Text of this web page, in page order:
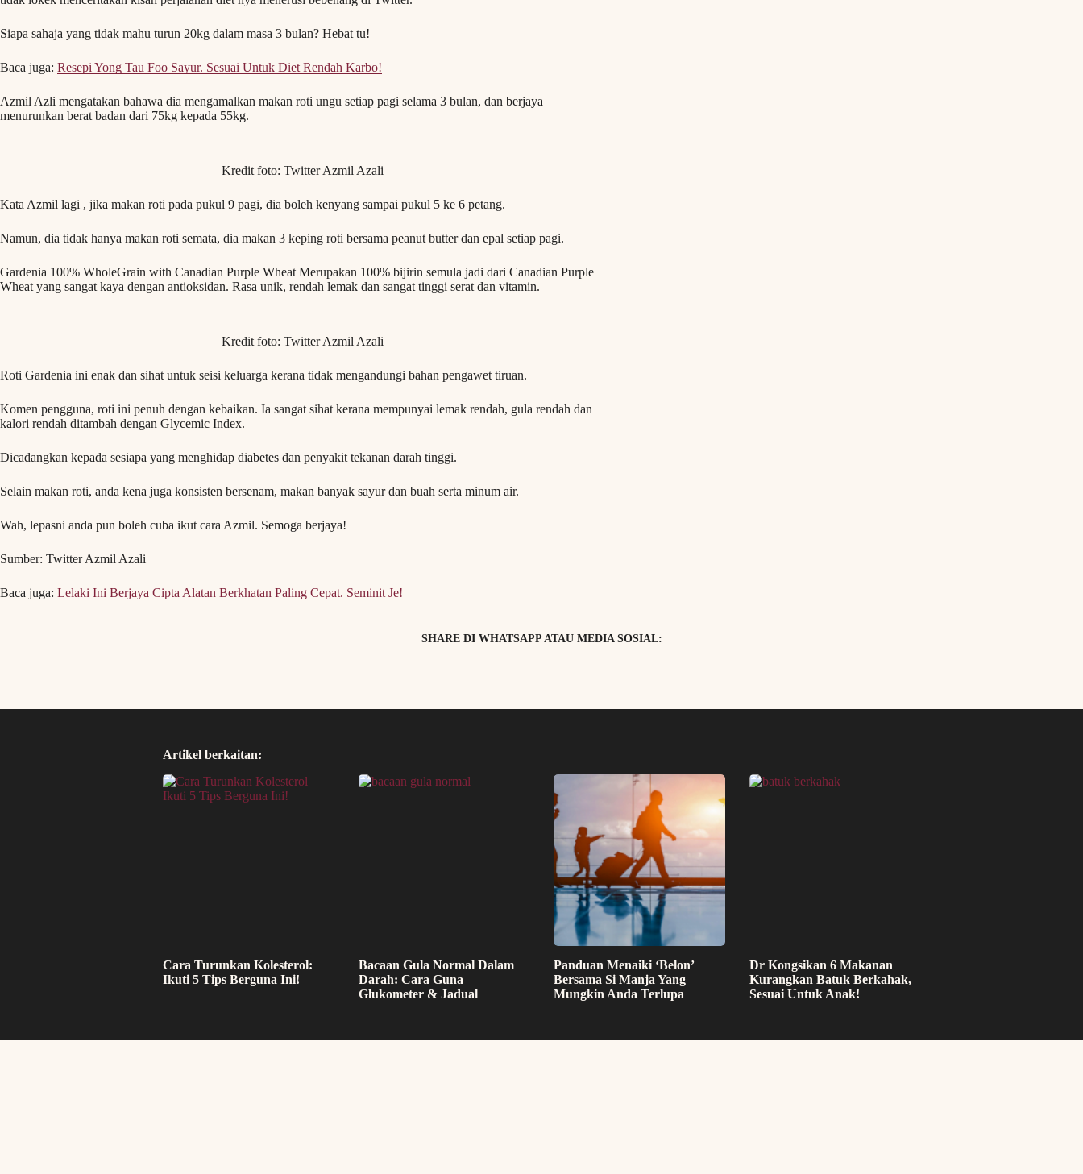
Siapa sahaja yang tidak mahu turun 20kg dalam masa 3 bulan? Hebat tu!
Baca juga: Resepi Yong Tau Foo Sayur. Sesuai Untuk Diet Rendah Karbo!
Azmil Azli mengatakan bahawa dia mengamalkan makan roti ungu setiap pagi selama 3 bulan, dan berjaya
menurunkan berat badan dari 75kg kepada 55kg.
Kredit foto: Twitter Azmil Azali
Kata Azmil lagi , jika makan roti pada pukul 9 pagi, dia boleh kenyang sampai pukul 5 ke 6 petang.
Namun, dia tidak hanya makan roti semata, dia makan 3 keping roti bersama peanut butter dan epal setiap pagi.
Gardenia 100% WholeGrain with Canadian Purple Wheat Merupakan 100% bijirin semula jadi dari Canadian Purple
Wheat yang sangat kaya dengan antioksidan. Rasa unik, rendah lemak dan sangat tinggi serat dan vitamin.
Kredit foto: Twitter Azmil Azali
Roti Gardenia ini enak dan sihat untuk seisi keluarga kerana tidak mengandungi bahan pengawet tiruan.
Komen pengguna, roti ini penuh dengan kebaikan. Ia sangat sihat kerana mempunyai lemak rendah, gula rendah dan
kalori rendah ditambah dengan Glycemic Index.
Dicadangkan kepada sesiapa yang menghidap diabetes dan penyakit tekanan darah tinggi.
Selain makan roti, anda kena juga konsisten bersenam, makan banyak sayur dan buah serta minum air.
Wah, lepasni anda pun boleh cuba ikut cara Azmil. Semoga berjaya!
Sumber: Twitter Azmil Azali
Baca juga: Lelaki Ini Berjaya Cipta Alatan Berkhatan Paling Cepat. Seminit Je!
SHARE DI WHATSAPP ATAU MEDIA SOSIAL:
Artikel berkaitan:
Cara Turunkan Kolesterol:
Ikuti 5 Tips Berguna Ini!
Bacaan Gula Normal Dalam
Darah: Cara Guna
Glukometer & Jadual
Panduan Menaiki ‘Belon’
Bersama Si Manja Yang
Mungkin Anda Terlupa
Dr Kongsikan 6 Makanan
Kurangkan Batuk Berkahak,
Sesuai Untuk Anak!